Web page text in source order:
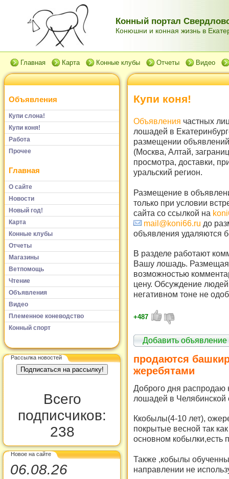
Конный портал
Конюшни и конная жизнь в
Главная Карта Конные клубы Отчеты Видео
Объявления
Купи слона!
Купи коня!
Работа
Прочее
Главная
О сайте
Новости
Новый год!
Карта
Конные клубы
Отчеты
Магазины
Ветпомощь
Чтение
Объявления
Видео
Племенное коневодство
Конный спорт
Рассылка новостей
Всего
подписчиков:
238
Новое на сайте
06.08.26
Купи коня!
Объявления частных
лошадей в
размещении
(Москва, Алтай,
просмотра, доставки,
уральский регион.
Размещение в
только при условии
сайта со ссылкой на
mail@koni66.ru до
объявления удаляются
В разделе работают
Вашу лошадь. Размещая
возможностью
цену. Обсуждение
негативном тоне не
+487
Добавить объявление
продаются
жеребятами
Доброго дня распродаю
лошадей в Челябинской
Ккобылы(4-10 лет),
покрытые весной так
основном кобылки,есть
Также ,кобылы
направлении не